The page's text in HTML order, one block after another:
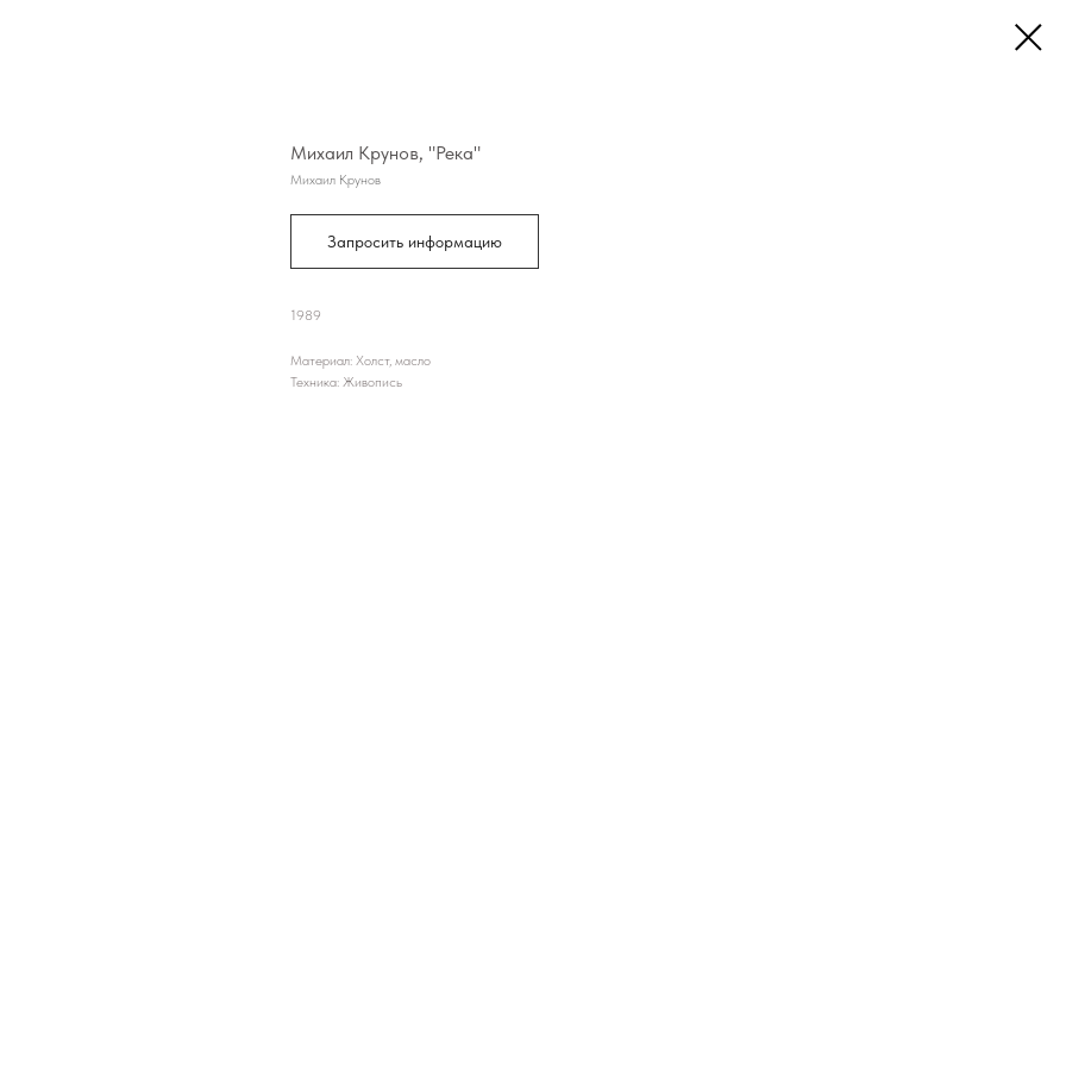
Михаил Крунов, "Река"
Михаил Крунов
Запросить информацию
1989
Материал: Холст, масло
Техника: Живопись